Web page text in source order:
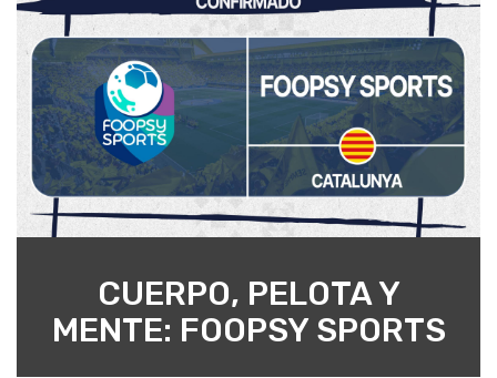
CUERPO, PELOTA Y
MENTE: FOOPSY SPORTS